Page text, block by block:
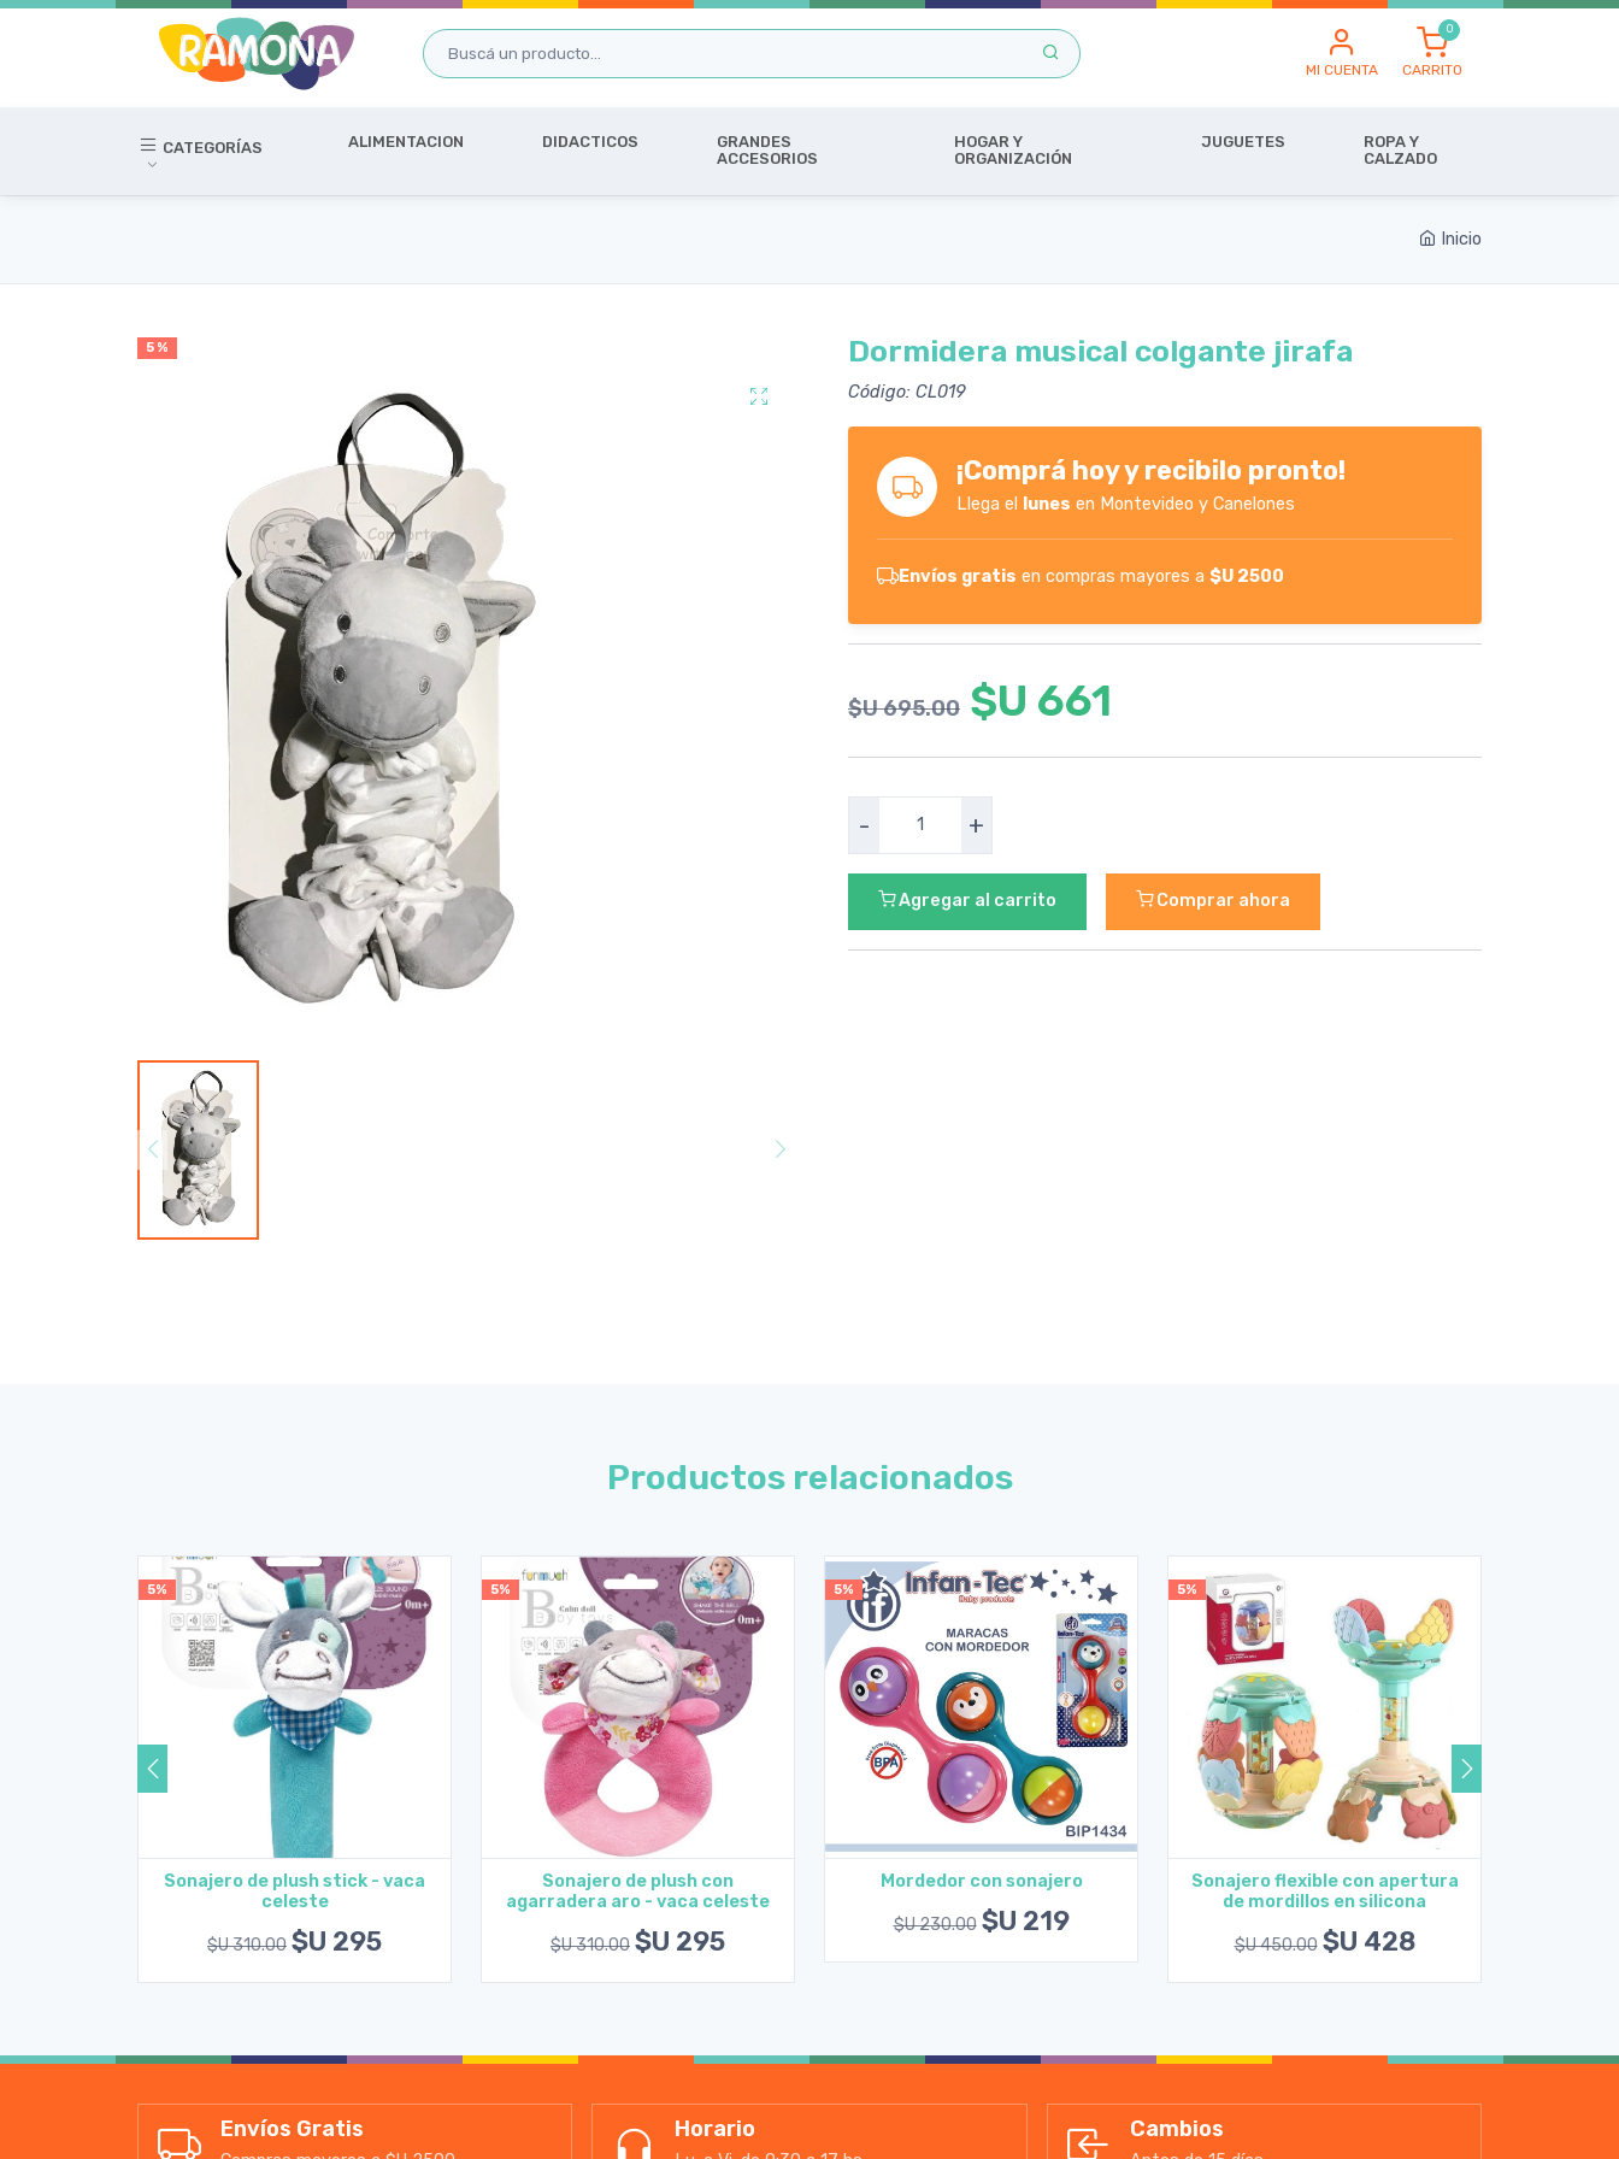
MI CUENTA CARRITO
CATEGORÍAS ALIMENTACION DIDACTICOS
GRANDES
ACCESORIOS
HOGAR Y
ORGANIZACIÓN
JUGUETES
ROPA Y
CALZADO
Inicio
5 % Dormidera musical colgante jirafa
Código: CL019
¡Comprá hoy y recibilo pronto!
Llega el lunes en Montevideo y Canelones
Envíos gratis en compras mayores a $U 2500
$U 695.00 $U 661
- +
Agregar al carrito Comprar ahora
Productos relacionados
5%
Agregar al carrito
Sonajero de plush stick - vaca
celeste
$U 310.00 $U 295
5%
Agregar al carrito
Sonajero de plush con
agarradera aro - vaca celeste
$U 310.00 $U 295
5%
Agregar al carrito
Mordedor con sonajero
$U 230.00 $U 219
5%
Agregar al carrito
Sonajero flexible con apertura
de mordillos en silicona
$U 450.00 $U 428
Envíos Gratis Horario Cambios